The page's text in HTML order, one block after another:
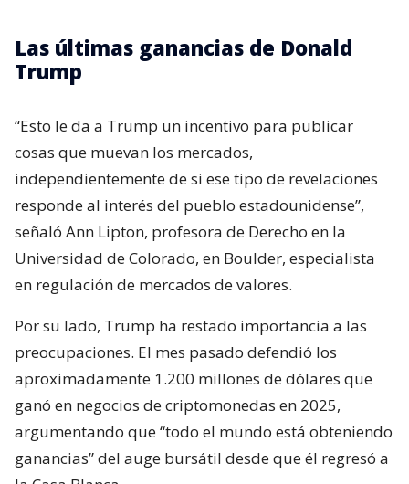
Las últimas ganancias de Donald
Trump
“Esto le da a Trump un incentivo para publicar
cosas que muevan los mercados,
independientemente de si ese tipo de revelaciones
responde al interés del pueblo estadounidense”,
señaló Ann Lipton, profesora de Derecho en la
Universidad de Colorado, en Boulder, especialista
en regulación de mercados de valores.
Por su lado, Trump ha restado importancia a las
preocupaciones. El mes pasado defendió los
aproximadamente 1.200 millones de dólares que
ganó en negocios de criptomonedas en 2025,
argumentando que “todo el mundo está obteniendo
ganancias” del auge bursátil desde que él regresó a